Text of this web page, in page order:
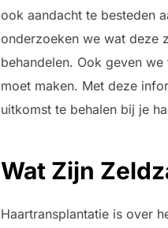
ook aandacht te besteden
onderzoeken we wat deze
behandelen. Ook geven
moet maken. Met deze
uitkomst te behalen bij je
Wat Zijn
Haartransplantatie is over